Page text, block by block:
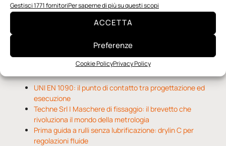
Gestisci 1771 fornitoriPer saperne di più su questi scopi
ACCETTA
Preferenze
Cookie PolicyPrivacy Policy
Applicazioni della fluidodinamica computazionale (CFD)
Notizie da Il Progettista Industriale
UNI EN 1090: il punto di contatto tra progettazione ed
esecuzione
Techne Srl | Maschere di fissaggio: il brevetto che
rivoluziona il mondo della metrologia
Prima guida a rulli senza lubrificazione: drylin C per
regolazioni fluide